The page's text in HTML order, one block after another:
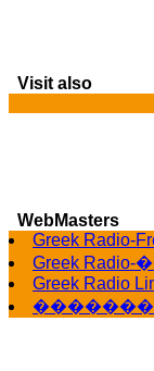
Visit also
WebMasters
Greek Radio-
Greek
Greek Radio